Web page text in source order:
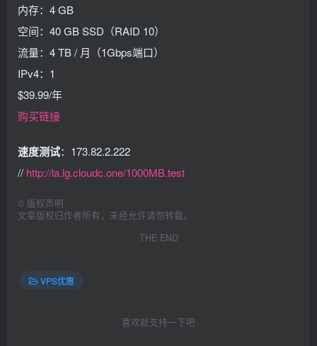
内存：4 GB
空间：40 GB SSD（RAID 10）
流量：4 TB / 月（1Gbps端口）
IPv4：1
$39.99/年
购买链接
速度测试：173.82.2.222
// http://la.lg.cloudc.one/1000MB.test
© 版权声明
文章版权归作者所有，未经允许请勿转载。
THE END
VPS优惠
喜欢就支持一下吧